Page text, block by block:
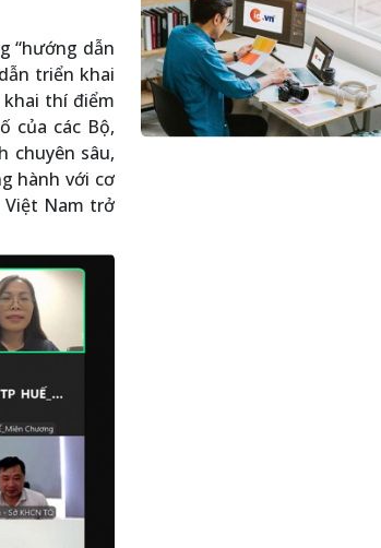
“hướng dẫn
triển khai
thí điểm
của các Bộ,
chuyên sâu,
hành với cơ
Việt Nam trở